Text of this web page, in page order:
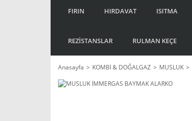
FIRIN HIRDAVAT ISITMA
REZİSTANSLAR RULMAN KEÇE
Anasayfa KOMBİ & DOĞALGAZ MUSLUK